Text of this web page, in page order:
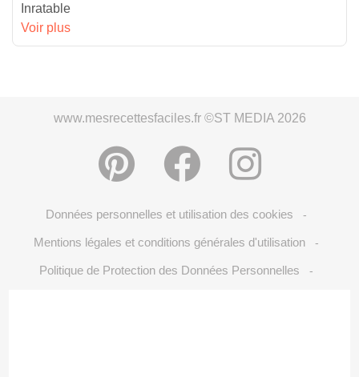
Inratable
Voir plus
www.mesrecettesfaciles.fr ©ST MEDIA 2026
Données personnelles et utilisation des cookies -
Mentions légales et conditions générales d'utilisation -
Politique de Protection des Données Personnelles -